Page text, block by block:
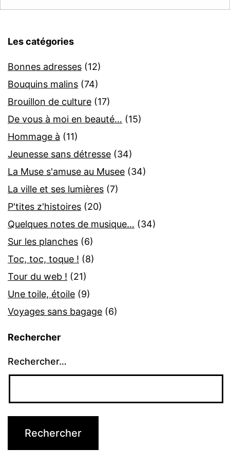
Les catégories
Bonnes adresses (12)
Bouquins malins (74)
Brouillon de culture (17)
De vous à moi en beauté… (15)
Hommage à (11)
Jeunesse sans détresse (34)
La Muse s'amuse au Musee (34)
La ville et ses lumières (7)
P'tites z'histoires (20)
Quelques notes de musique… (34)
Sur les planches (6)
Toc, toc, toque ! (8)
Tour du web ! (21)
Une toile, étoile (9)
Voyages sans bagage (6)
Rechercher
Rechercher…